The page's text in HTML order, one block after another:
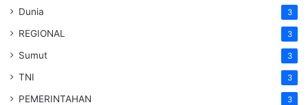
Dunia 3
REGIONAL 3
Sumut 3
TNI 3
PEMERINTAHAN 3